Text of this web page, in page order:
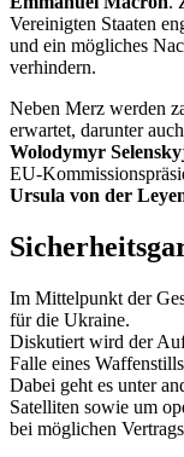
Vereinigten Staaten
und ein mögliches
verhindern.
Neben Merz werden
erwartet, darunter
Wolodymyr
EU-
Ursula von der
Im Mittelpunkt der
für die Ukraine.
Diskutiert wird der
Falle eines
Dabei geht es unter
Satelliten sowie um
bei möglichen